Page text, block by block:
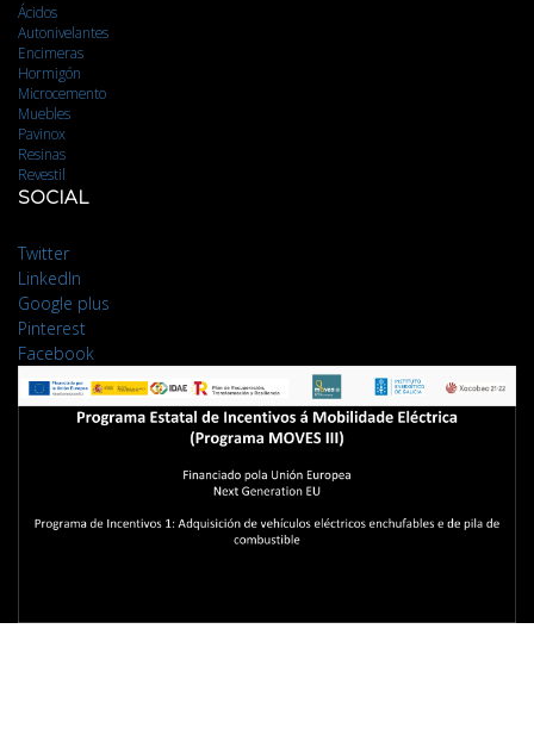
Ácidos
Autonivelantes
Encimeras
Hormigón
Microcemento
Muebles
Pavinox
Resinas
Revestil
SOCIAL
Twitter
LinkedIn
Google plus
Pinterest
Facebook